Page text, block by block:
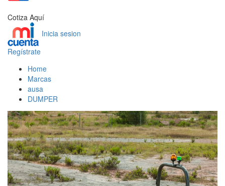
Cotiza Aquí
Inicia sesion
Regístrate
Home
Marcas
ausa
DUMPER